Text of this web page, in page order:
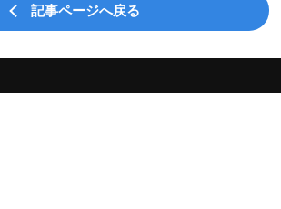
記事ページへ戻る